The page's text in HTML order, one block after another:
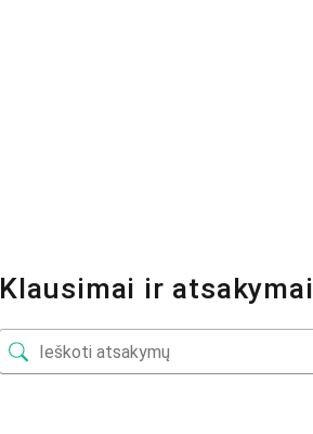
Klausimai ir atsakymai